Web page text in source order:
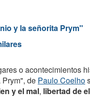
y la señorita Prym"
o acontecimientos
de Paulo Coelho
y el mal, libertad de